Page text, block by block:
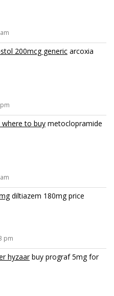
200mcg generic arcoxia
to buy metoclopramide
diltiazem 180mg price
pm
hyzaarbuy prograf 5mg for